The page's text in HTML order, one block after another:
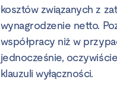
kosztów związanych z
wynagrodzenie netto.
współpracy niż w
jednocześnie,
klauzuli wyłączności.